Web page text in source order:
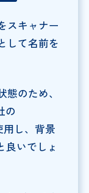
スキャナー
して名前を
のため、
の
用し、背景
良いでしょ